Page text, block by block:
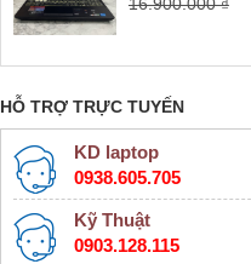
CORE I5-11400H
15.6″ 144Hz
HỖ TRỢ TRỰC TUYẾN
KD laptop
0938.605.705
Kỹ Thuật
0903.128.115